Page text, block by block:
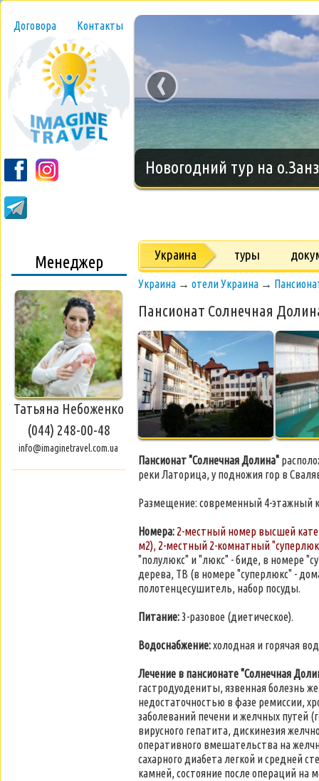
Договора Контакты
Новогодний тур на
‹
Менеджер
Татьяна Небоженко
(044) 248-00-48
info@imaginetravel.com.ua
Украина туры
Украина → отели Украина →
Пансионат Солнечная
Пансионат "Солнечная Долина"
реки Латорица, у подножия гор в
Размещение: современный 4-этажный
Номера: 2-местный номер высшей
м2), 2-местный 2-комнатный
"полулюкс" и "люкс" - биде, в номере
дерева, ТВ (в номере "суперлюкс" -
полотенцесушитель, набор посуды.
Питание:3-разовое (диетическое).
Водоснабжение:холодная и горячая
Лечение в пансионате "Солнечная
гастродуодениты, язвенная болезнь
недостаточностью в фазе ремиссии,
заболеваний печени и желчных путей
вирусного гепатита, дискинезия
оперативного вмешательства на
сахарного диабета легкой и средней
камней, состояние после операций